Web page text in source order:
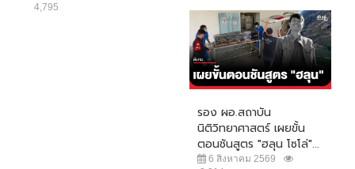
4,795
รอง ผอ.สถาบัน
นิติวิทยาศาสตร์ เผยขั้น
ตอนชันสูตร "ฮลุน โซโล่"...
6 สิงหาคม 2569